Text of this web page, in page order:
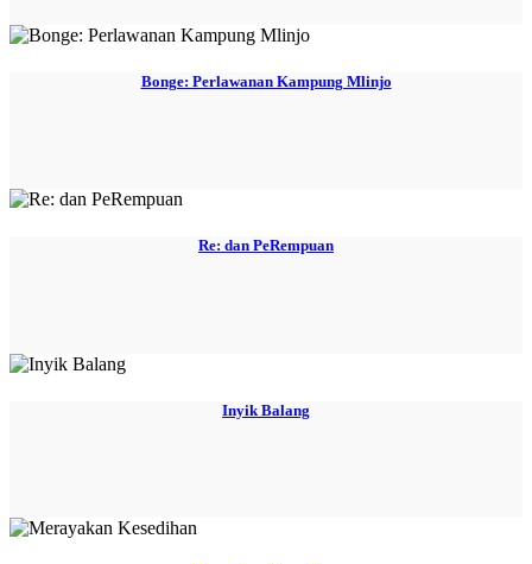
Bonge: Perlawanan Kampung Mlinjo
Re: dan PeRempuan
Inyik Balang